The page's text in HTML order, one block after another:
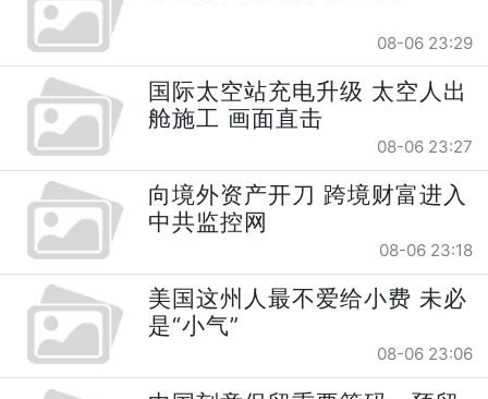
08-06 23:29
国际太空站充电升级 太空人出
舱施工 画面直击
08-06 23:27
向境外资产开刀 跨境财富进入
中共监控网
08-06 23:18
美国这州人最不爱给小费 未必
是“小气”
08-06 23:06